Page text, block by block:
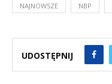
NAJNOWSZE NBP
UDOSTĘPNIJ